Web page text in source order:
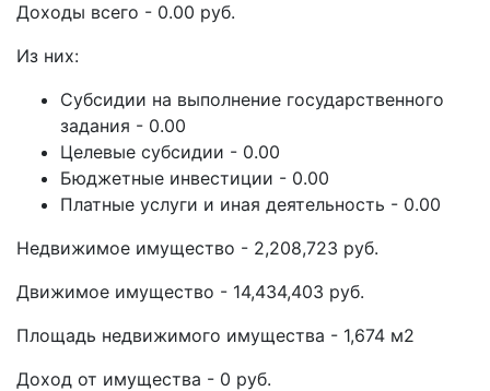
Доходы всего - 0.00 руб.
Из них:
Субсидии на выполнение государственного
задания - 0.00
Целевые субсидии - 0.00
Бюджетные инвестиции - 0.00
Платные услуги и иная деятельность - 0.00
Недвижимое имущество - 2,208,723 руб.
Движимое имущество - 14,434,403 руб.
Площадь недвижимого имущества - 1,674 м2
Доход от имущества - 0 руб.